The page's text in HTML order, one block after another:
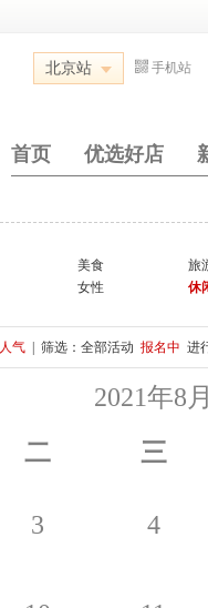
北京站 手机站
首页 优选好店
美食 旅
女性 休
气 | 筛选： 全部活动 报名中 进
2021年8月
二 三
3 4